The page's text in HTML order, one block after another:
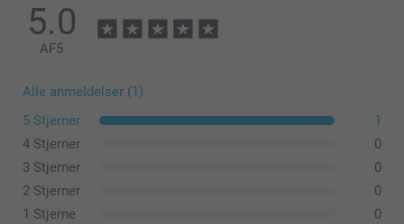
5.0
AF5
Alle anmeldelser (1)
5 Stjerner
1
4 Stjerner
0
3 Stjerner
0
2 Stjerner
0
1 Stjerne
0